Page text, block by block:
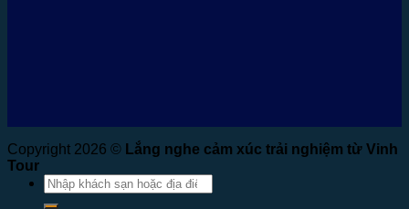
Copyright 2026 © Lắng nghe cảm xúc trải nghiệm từ Vinh
Tour
Tìm
kiếm: